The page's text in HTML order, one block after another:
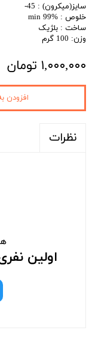
۱,۰۰۰,۰۰۰ تومان
سایز(میکرون) : 45-
خلوص : %99 min
ساخت : بلژیک
وزن: 100 گرم
افزودن
نظرات
اولین